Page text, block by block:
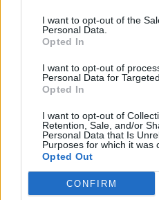
I want to opt-out of the
Personal Data.
Opted In
I want to opt-out of
Personal Data for
Opted In
I want to opt-out of
Retention, Sale, and/or
Personal Data that Is
Purposes for which it was
Opted Out
CONFIRM
Fából épül